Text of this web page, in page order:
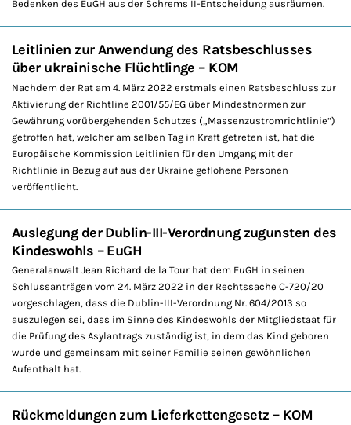
Bedenken des EuGH aus der Schrems II-Entscheidung ausräumen.
Leitlinien zur Anwendung des Ratsbeschlusses
über ukrainische Flüchtlinge – KOM
Nachdem der Rat am 4. März 2022 erstmals einen Ratsbeschluss zur
Aktivierung der Richtline 2001/55/EG über Mindestnormen zur
Gewährung vorübergehenden Schutzes („Massenzustromrichtlinie“)
getroffen hat, welcher am selben Tag in Kraft getreten ist, hat die
Europäische Kommission Leitlinien für den Umgang mit der
Richtlinie in Bezug auf aus der Ukraine geflohene Personen
veröffentlicht.
Auslegung der Dublin-III-Verordnung zugunsten des
Kindeswohls – EuGH
Generalanwalt Jean Richard de la Tour hat dem EuGH in seinen
Schlussanträgen vom 24. März 2022 in der Rechtssache C-720/20
vorgeschlagen, dass die Dublin-III-Verordnung Nr. 604/2013 so
auszulegen sei, dass im Sinne des Kindeswohls der Mitgliedstaat für
die Prüfung des Asylantrags zuständig ist, in dem das Kind geboren
wurde und gemeinsam mit seiner Familie seinen gewöhnlichen
Aufenthalt hat.
Rückmeldungen zum Lieferkettengesetz – KOM